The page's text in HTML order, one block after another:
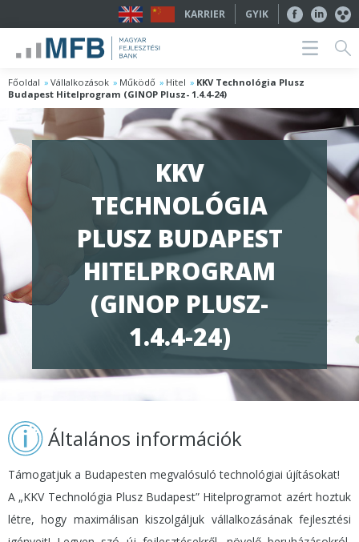
KARRIER GYIK
Főoldal Vállalkozások Működő Hitel
KKV Technológia Plusz
Budapest Hitelprogram (GINOP Plusz- 1.4.4-24)
KKV
TECHNOLÓGIA
PLUSZ BUDAPEST
HITELPROGRAM
(GINOP PLUSZ-
1.4.4-24)
Általános információk
Támogatjuk a Budapesten megvalósuló technológiai újításokat!
A „KKV Technológia Plusz Budapest” Hitelprogramot azért hoztuk
létre, hogy maximálisan kiszolgáljuk vállalkozásának fejlesztési